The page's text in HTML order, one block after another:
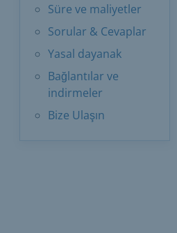
Süre ve maliyetler
Sorular & Cevaplar
Yasal dayanak
Bağlantılar ve
indirmeler
Bize Ulaşın